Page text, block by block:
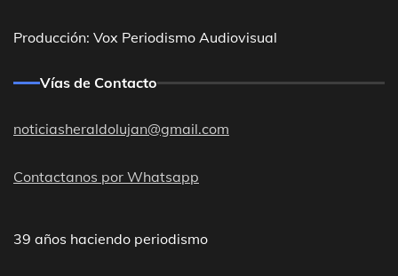
Producción: Vox Periodismo Audiovisual
Vías de Contacto
noticiasheraldolujan@gmail.com
Contactanos por Whatsapp
39 años haciendo periodismo